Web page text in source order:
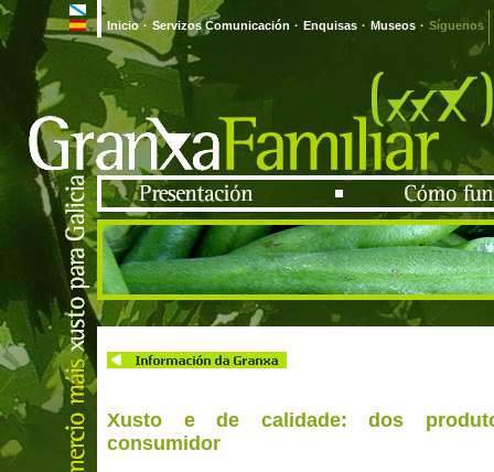
Inicio · Servizos Comunicación · Enquisas · Museos · Síguenos
Xusto e de calidade: dos
consumidor